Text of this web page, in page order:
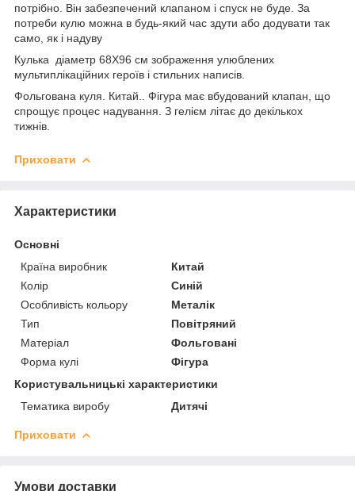
потрібно. Він забезпечений клапаном і спуск не буде. За
потреби кулю можна в будь-який час здути або додувати так
само, як і надуву
Кулька діаметр 68Х96 см зображення улюблених
мультиплікаційних героїв і стильних написів.
Фольгована куля. Китай.. Фігура має вбудований клапан, що
спрощує процес надування. З гелієм літає до декількох
тижнів.
Приховати
Характеристики
Основні
Країна виробник
Китай
Колір
Синій
Особливість кольору
Металік
Тип
Повітряний
Матеріал
Фольговані
Форма кулі
Фігура
Користувальницькі характеристики
Тематика виробу
Дитячі
Приховати
Умови доставки